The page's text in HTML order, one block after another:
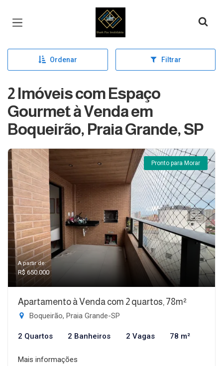
Página inicial
Ordenar Filtrar
2 Imóveis com Espaço
Gourmet à Venda em
Boqueirão, Praia Grande, SP
Pronto para Morar
A partir de:
R$ 650.000
Apartamento à Venda com 2 quartos, 78m²
Boqueirão, Praia Grande-SP
2 Quartos 2 Banheiros 2 Vagas 78 m²
Mais informações